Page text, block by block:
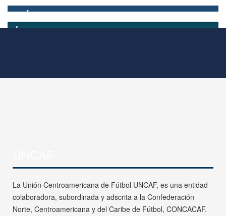
La Unión Centroamericana de Fútbol UNCAF, es una entidad
colaboradora, subordinada y adscrita a la Confederación
Norte, Centroamericana y del Caribe de Fútbol, CONCACAF.